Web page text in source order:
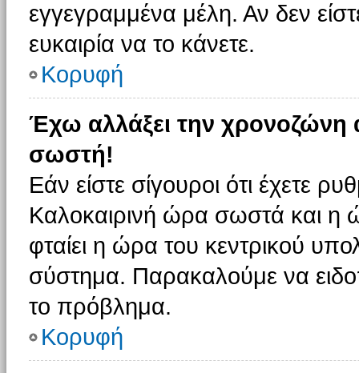
εγγεγραμμένα μέλη. Αν δεν
ευκαιρία να το κάνετε.
Κορυφή
Έχω αλλάξει την χρονοζώνη
σωστή!
Εάν είστε σίγουροι ότι έχετε
Καλοκαιρινή ώρα σωστά και η
φταίει η ώρα του κεντρικού
σύστημα. Παρακαλούμε να
το πρόβλημα.
Κορυφή